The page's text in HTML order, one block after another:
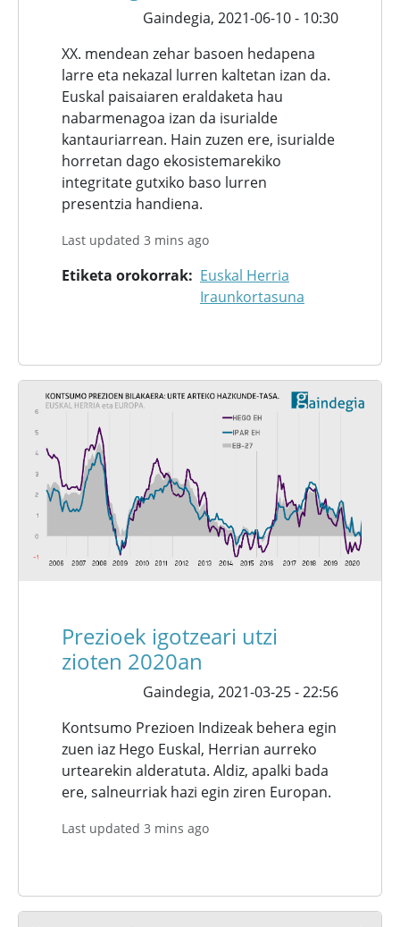
Gaindegia, 2021-06-10 - 10:30
XX. mendean zehar basoen hedapena
larre eta nekazal lurren kaltetan izan da.
Euskal paisaiaren eraldaketa hau
nabarmenagoa izan da isurialde
kantauriarrean. Hain zuzen ere, isurialde
horretan dago ekosistemarekiko
integritate gutxiko baso lurren
presentzia handiena.
Last updated 3 mins ago
Etiketa orokorrak
Euskal Herria
Iraunkortasuna
Prezioek igotzeari utzi
zioten 2020an
Gaindegia, 2021-03-25 - 22:56
Kontsumo Prezioen Indizeak behera egin
zuen iaz Hego Euskal, Herrian aurreko
urtearekin alderatuta. Aldiz, apalki bada
ere, salneurriak hazi egin ziren Europan.
Last updated 3 mins ago